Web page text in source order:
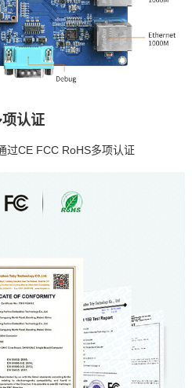
项认证
过CE FCC RoHS多项认证